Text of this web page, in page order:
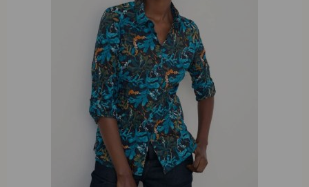
Seasalt Cornwall Larissa Shirt Floating Fronds